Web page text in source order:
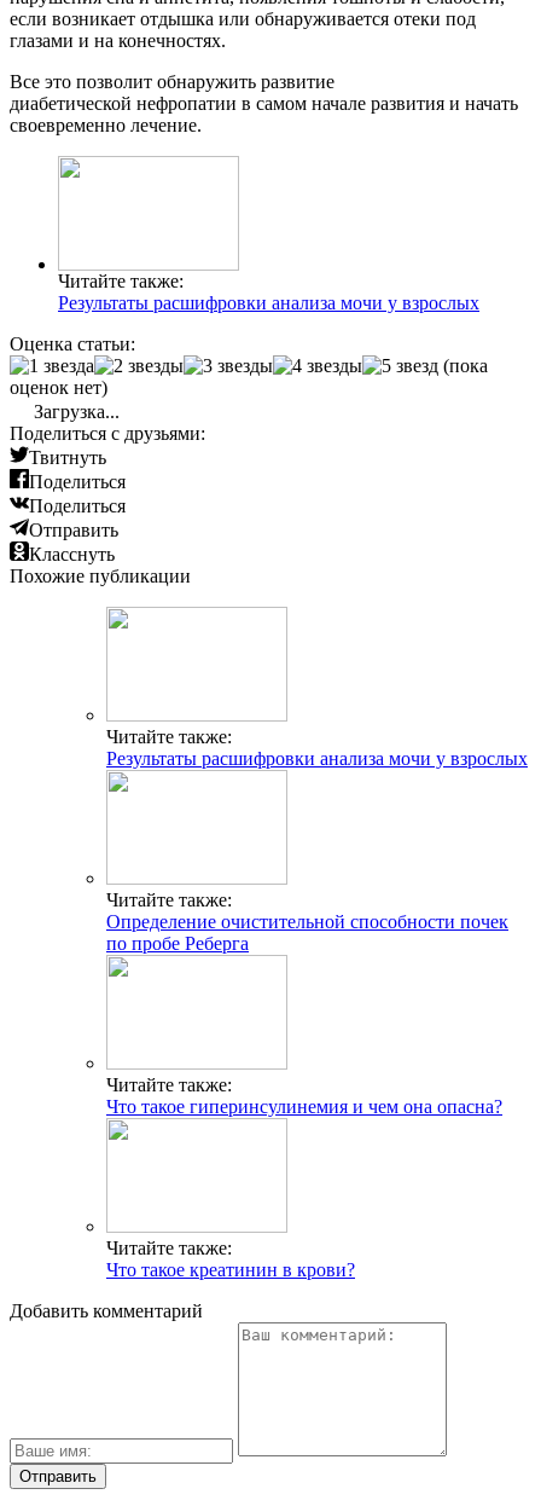
если возникает отдышка или обнаруживается отеки под
глазами и на конечностях.
Все это позволит обнаружить развитие
диабетической нефропатии в самом начале развития и начать
своевременно лечение.
Читайте также:
Результаты расшифровки анализа мочи у взрослых
Оценка статьи:
(пока
оценок нет)
Загрузка...
Поделиться с друзьями:
Твитнуть
Поделиться
Поделиться
Отправить
Класснуть
Похожие публикации
Читайте также:
Результаты расшифровки анализа мочи у взрослых
Читайте также:
Определение очистительной способности почек
по пробе Реберга
Читайте также:
Что такое гиперинсулинемия и чем она опасна?
Читайте также:
Что такое креатинин в крови?
Добавить комментарий